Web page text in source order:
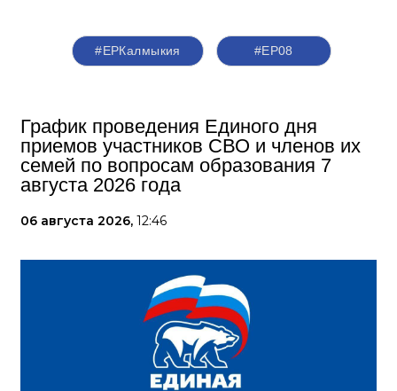
#ЕРКалмыкия #ЕР08
График проведения Единого дня
приемов участников СВО и членов их
семей по вопросам образования 7
августа 2026 года
06 августа 2026, 12:46